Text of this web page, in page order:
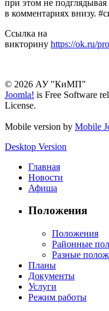
при этом не
в комментариях внизу.
Ссылка на
викторину https://ok.ru/
© 2026 АУ "КиМП"
Joomla! is Free Software
License.
Mobile version by Mobile
Desktop Version
Главная
Новости
Афиша
Положения
Положения
Районные
Разные
Планы
Документы
Услуги
Режим работы